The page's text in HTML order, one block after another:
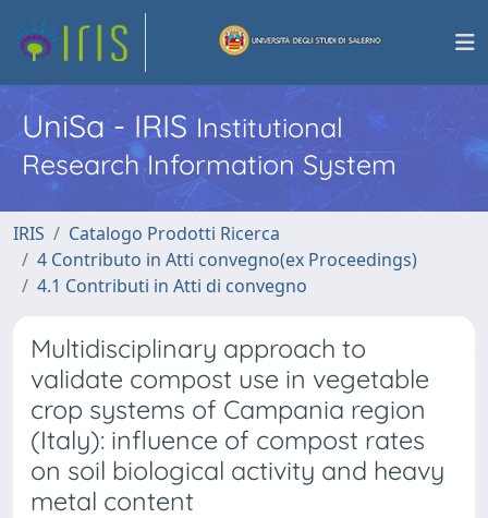
UniSa - IRISInstitutional
Research Information System
IRIS
Catalogo Prodotti Ricerca
4 Contributo in Atti convegno(ex Proceedings)
4.1 Contributi in Atti di convegno
Multidisciplinary approach to
validate compost use in vegetable
crop systems of Campania region
(Italy): influence of compost rates
on soil biological activity and heavy
metal content